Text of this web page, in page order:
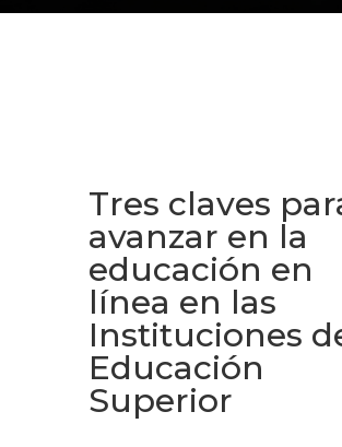
Tres claves
avanzar en la
educación en
línea en las
Instituciones
Educación
Superior